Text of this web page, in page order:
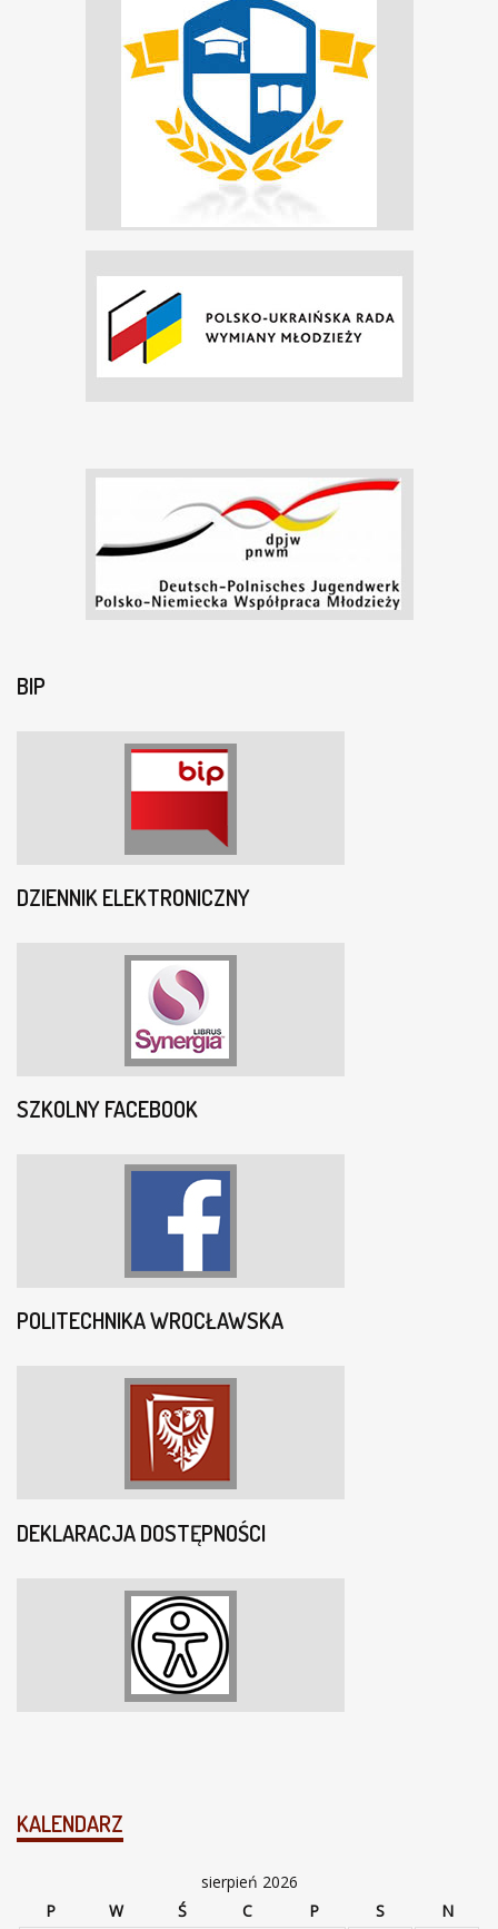
BIP
DZIENNIK ELEKTRONICZNY
SZKOLNY FACEBOOK
POLITECHNIKA WROCŁAWSKA
DEKLARACJA DOSTĘPNOŚCI
KALENDARZ
sierpień 2026
P
W Ś C P S
N